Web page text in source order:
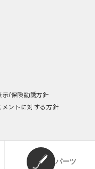
示/保険勧誘方針
ントに対する方針
パーツ